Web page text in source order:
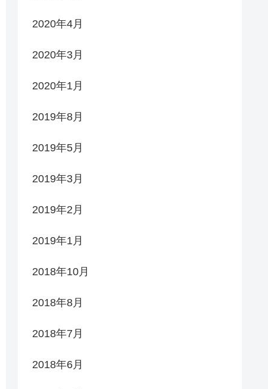
2020年4月
2020年3月
2020年1月
2019年8月
2019年5月
2019年3月
2019年2月
2019年1月
2018年10月
2018年8月
2018年7月
2018年6月